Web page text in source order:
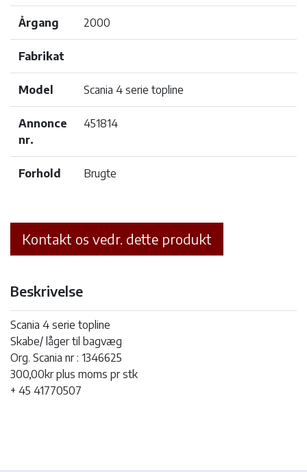
Årgang 2000
Fabrikat
Model Scania 4 serie topline
Annonce
nr.
451814
Forhold Brugte
Kontakt os vedr. dette produkt
Beskrivelse
Scania 4 serie topline
Skabe/ låger til bagvæg
Org. Scania nr : 1346625
300,00kr plus moms pr stk
+ 45 41770507